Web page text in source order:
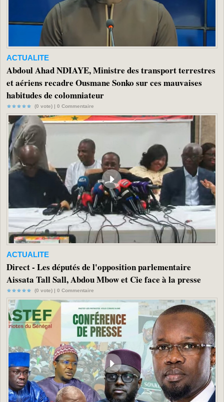
ACTUALITE
Abdoul Ahad NDIAYE, Ministre des transport terrestres
et aériens recadre Ousmane Sonko sur ces mauvaises
habitudes de colomniateur
(0 vote) | 0 Commentaire
ACTUALITE
Direct - Les députés de l'opposition parlementaire
Aissata Tall Sall, Abdou Mbow et Cie face à la presse
(0 vote) | 0 Commentaire